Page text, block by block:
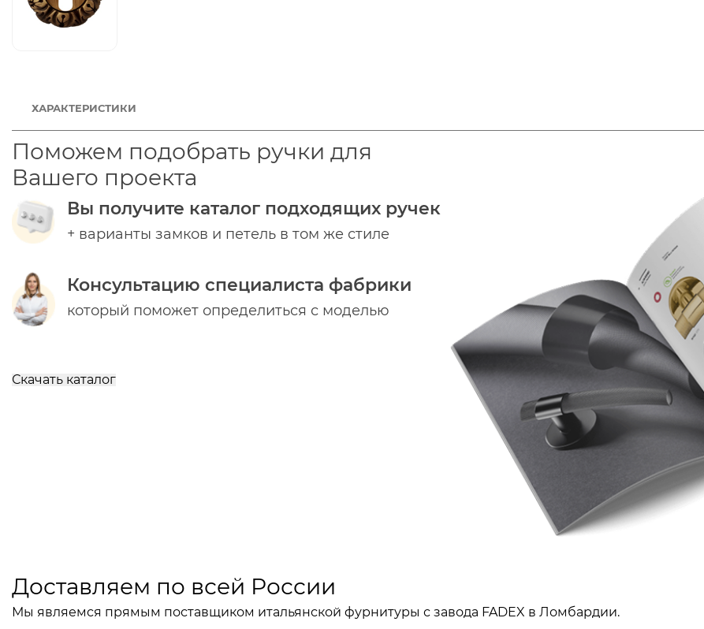
ХАРАКТЕРИСТИКИ
Поможем подобрать ручки для
Вашего проекта
Вы получите каталог подходящих ручек
+ варианты замков и петель в том же стиле
Консультацию специалиста фабрики
который поможет определиться с моделью
Скачать каталог
Доставляем по всей России
Мы являемся прямым поставщиком итальянской фурнитуры с завода FADEX в Ломбардии.